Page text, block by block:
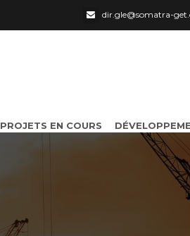
dir.gle@somatra-
PROJETS EN COURS